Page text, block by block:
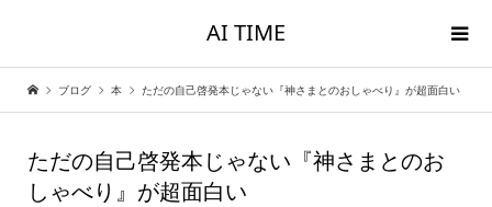
AI TIME
ブログ 本 ただの自己啓発本じゃない『神さまとのおしゃべり』が超面白い
ただの自己啓発本じゃない『神さまとのお
しゃべり』が超面白い